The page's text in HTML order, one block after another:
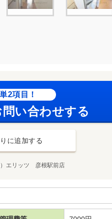
2項目！
い合わせする
に追加する
）エリッツ 彦根駅前店